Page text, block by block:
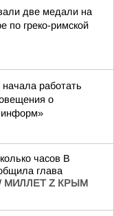
две медали на
по греко-римской
работать
о
информ»
часов В
глава
МИЛЛЕТ Z КРЫМ